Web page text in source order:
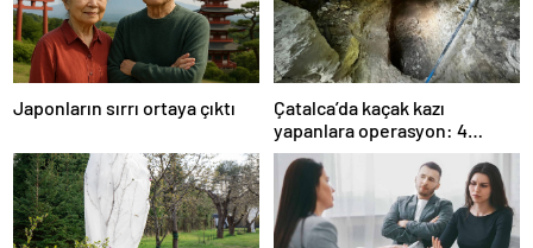
Japonların sırrı ortaya çıktı
Çatalca’da kaçak kazı
yapanlara operasyon: 4
gözaltı